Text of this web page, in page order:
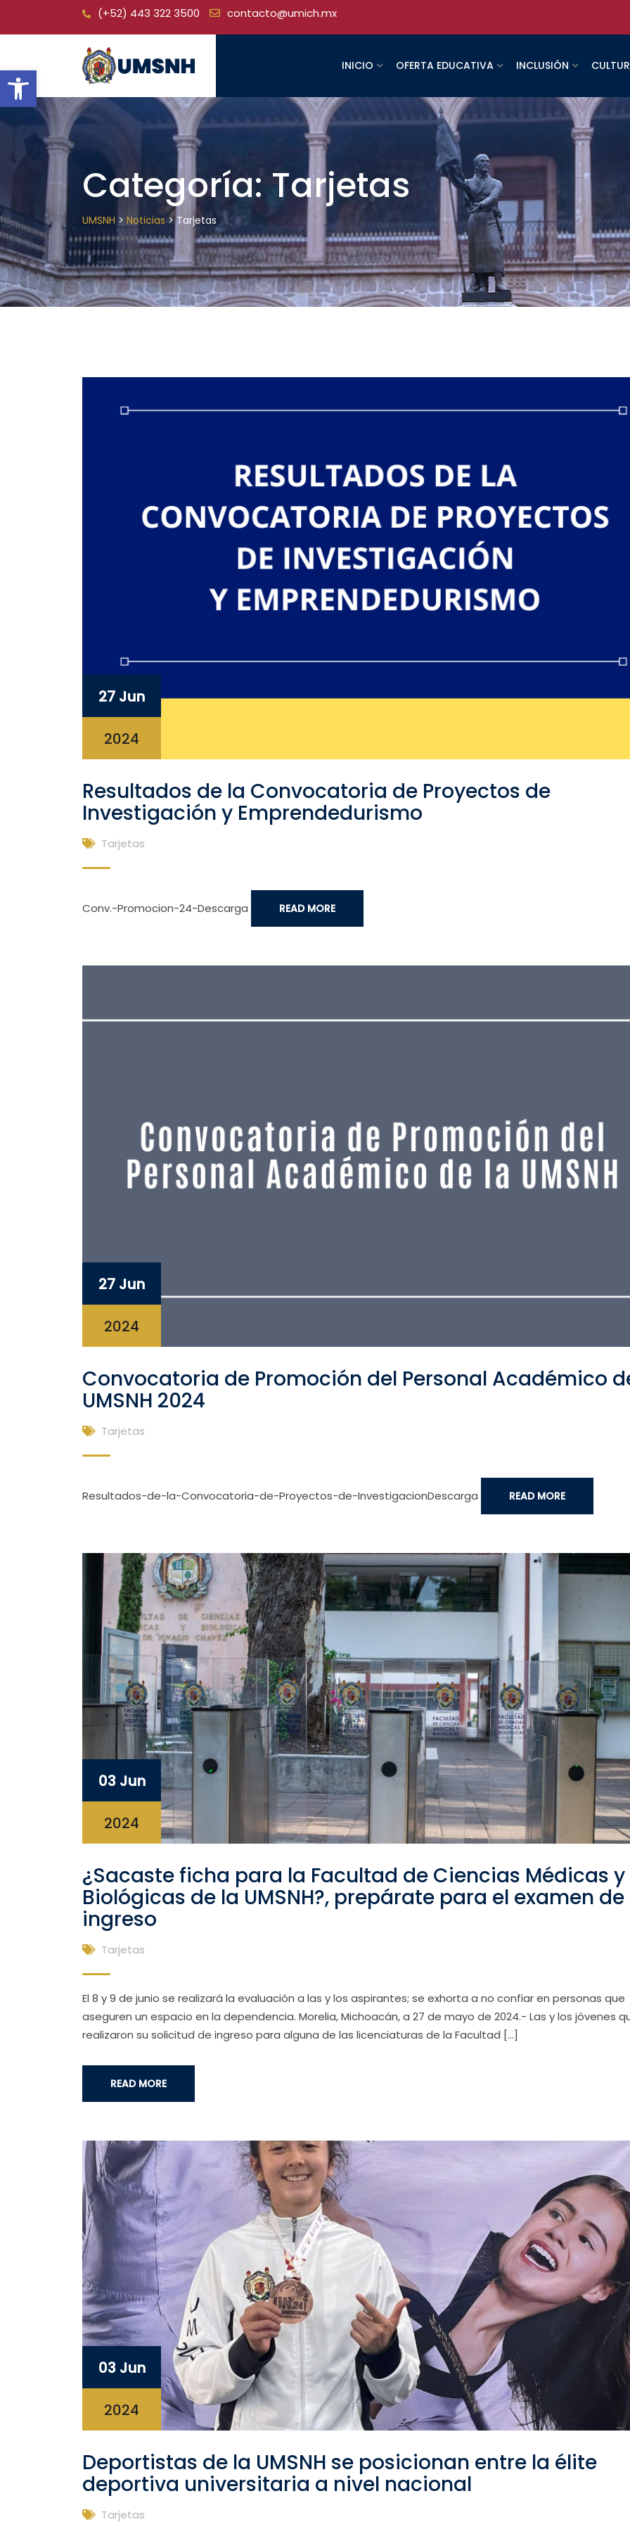
Open toolbar
(+52) 443 322 3500 contacto@umich.mx
INICIO OFERTA EDUCATIVA INCLUSIÓN
Categoría:Tarjetas
UMSNH > Noticias>Tarjetas
27 Jun
2024
Resultados de la Convocatoria de Proyectos de
Investigación y Emprendedurismo
Tarjetas
Conv.-Promocion-24-Descarga READ MORE
27 Jun
2024
Convocatoria de Promoción del Personal Académico
UMSNH 2024
Tarjetas
Resultados-de-la-Convocatoria-de-Proyectos-de-InvestigacionDescarga READ MORE
03 Jun
2024
¿Sacaste ficha para la Facultad de Ciencias Médicas y
Biológicas de la UMSNH?, prepárate para el examen de
ingreso
Tarjetas
El 8 y 9 de junio se realizará la evaluación a las y los aspirantes; se exhorta a no confiar en personas que
aseguren un espacio en la dependencia. Morelia, Michoacán, a 27 de mayo de 2024.- Las y los jóvenes
realizaron su solicitud de ingreso para alguna de las licenciaturas de la Facultad […]
READ MORE
03 Jun
2024
Deportistas de la UMSNH se posicionan entre la élite
deportiva universitaria a nivel nacional
Tarjetas